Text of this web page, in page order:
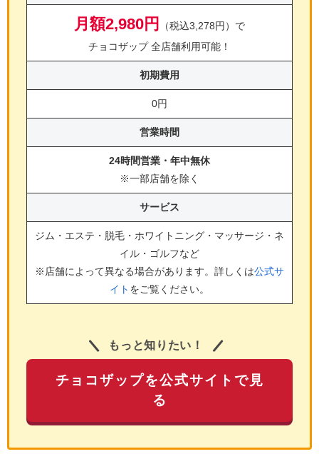
月額2,980円
（税込3,278円）で
チョコザップ 全店舗利用可能！
初期費用
0円
営業時間
24時間営業・年中無休
※一部店舗を除く
サービス
ジム・エステ・脱毛・ホワイトニング・マッサージ・ネ
イル・ゴルフなど
※店舗によって異なる場合があります。詳しくは公式サ
イト をご覧ください。
もっと知りたい！
チョコザップを公式サイトで見
る